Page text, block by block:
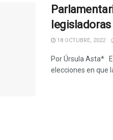
18 OCTUBRE, 2022
Por Úrsula Asta*
elecciones en que